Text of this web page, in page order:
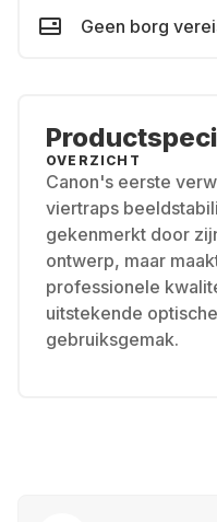
Geen borg
OVERZICHT
Canon's eerste
viertraps
gekenmerkt door
ontwerp, maar
professionele
uitstekende
gebruiksgemak.